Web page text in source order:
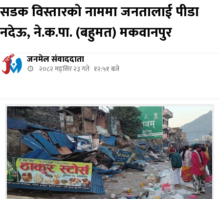
सडक विस्तारको नाममा जनतालाई पीडा
नदेऊ, ने.क.पा. (बहुमत) मकवानपुर
जनमेल संवाददाता
२०८२ मङ्सिर २३ गते १२:५१ बजे